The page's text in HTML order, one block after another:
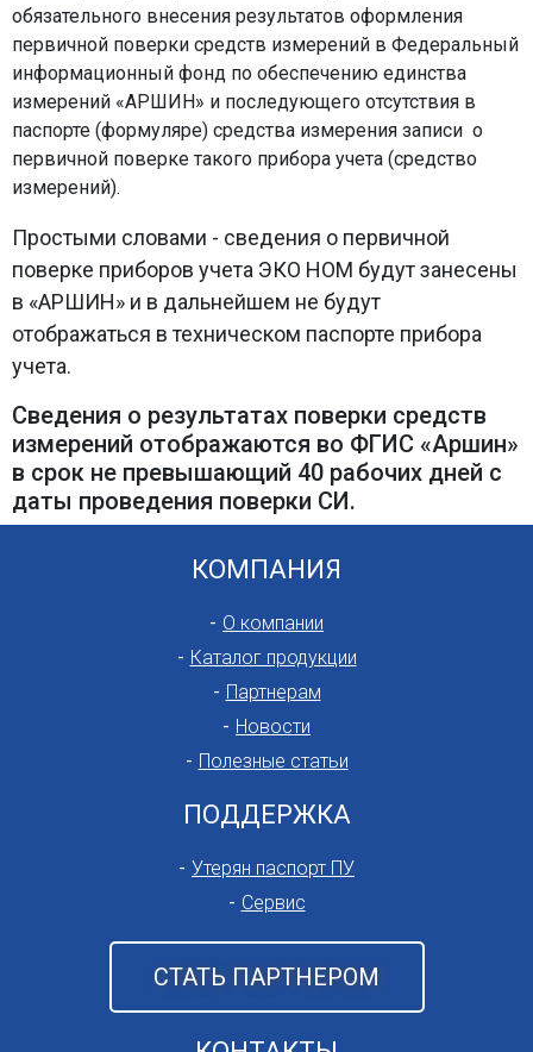
обязательного внесения результатов оформления
первичной поверки средств измерений в Федеральный
информационный фонд по обеспечению единства
измерений «АРШИН» и последующего отсутствия в
паспорте (формуляре) средства измерения записи о
первичной поверке такого прибора учета (средство
измерений).
Простыми словами - сведения о первичной
поверке приборов учета ЭКО НОМ будут занесены
в «АРШИН» и в дальнейшем не будут
отображаться в техническом паспорте прибора
учета.
Сведения о результатах поверки средств
измерений отображаются во ФГИС «Аршин»
в срок не превышающий 40 рабочих дней с
даты проведения поверки СИ.
КОМПАНИЯ
О компании
Каталог продукции
Партнерам
Новости
Полезные статьи
СТАТЬ ПАРТНЕРОМ
ПОДДЕРЖКА
Утерян паспорт ПУ
Сервис